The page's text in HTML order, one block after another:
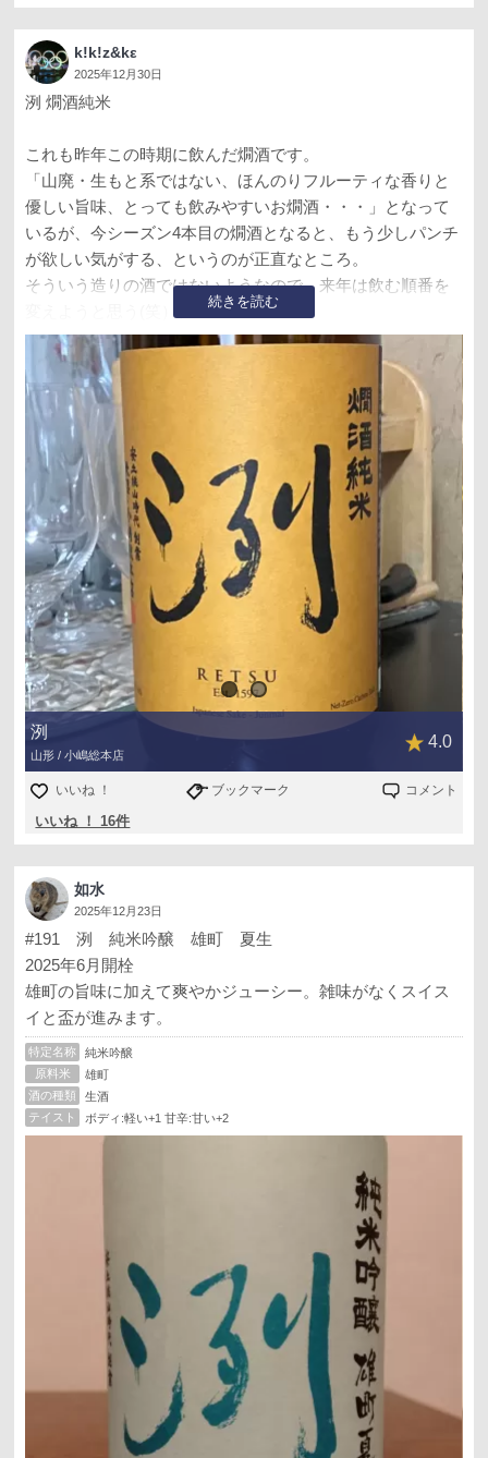
k!k!z&kε
2025年12月30日
続きを読む
洌 燗酒純米
これも昨年この時期に飲んだ燗酒です。
「山廃・生もと系ではない、ほんのりフルーティな香りと
優しい旨味、とっても飲みやすいお燗酒・・・」となって
いるが、今シーズン4本目の燗酒となると、もう少しパンチ
が欲しい気がする、というのが正直なところ。
そういう造りの酒ではないようなので、来年は飲む順番を
■タイプ：純米 火入
■原材料：米、米麹
■甘辛濃淡：日本酒度 +1 酸度 1.4
■精米歩合：60％（国産米）
■アルコール：15度
1800ml 2,860円(税込)
洌
山形 / 小嶋総本店
4.0
いいね ！ ブックマーク コメント
いいね ！ 16件
如水
2025年12月23日
#191 洌 純米吟醸 雄町 夏生
2025年6月開栓
雄町の旨味に加えて爽やかジューシー。雑味がなくスイス
イと盃が進みます。
特定名称
純米吟醸
原料米
雄町
酒の種類
生酒
テイスト
ボディ:軽い+1 甘辛:甘い+2